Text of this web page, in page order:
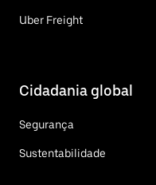
Uber Freight
Cidadania global
Segurança
Sustentabilidade